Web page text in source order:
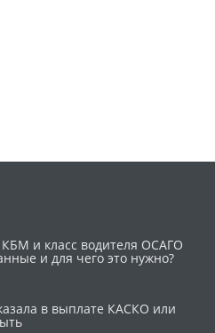
и класс водителя ОСАГО
и для чего это нужно?
в выплате КАСКО или